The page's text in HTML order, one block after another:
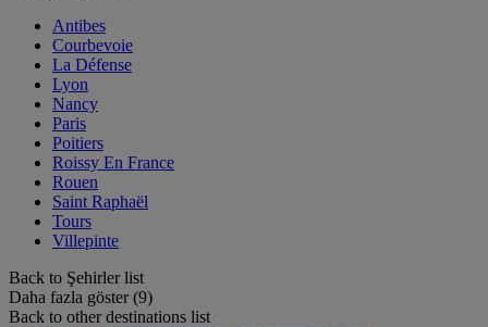
Antibes
Courbevoie
La Défense
Lyon
Nancy
Paris
Poitiers
Roissy En France
Rouen
Saint Raphaël
Tours
Villepinte
Back to Şehirler list
Daha fazla göster (9)
Back to other destinations list